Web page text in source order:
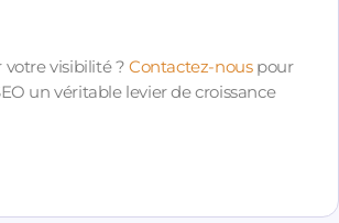
votre visibilité ?Contactez-nous pour
un véritable levier de croissance